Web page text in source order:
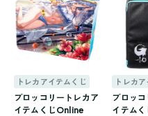
トレカアイテムくじ
ブロッコリートレカア
イテムくじOnline
トレカ
ブロッ
イテム